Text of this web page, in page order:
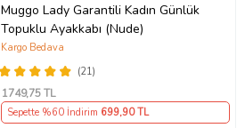
Muggo Lady Garantili Kadın Günlük
Topuklu Ayakkabı (Nude)
(21)
Kargo Bedava
1749,75 TL
Sepette %60 İndirim 699,90 TL